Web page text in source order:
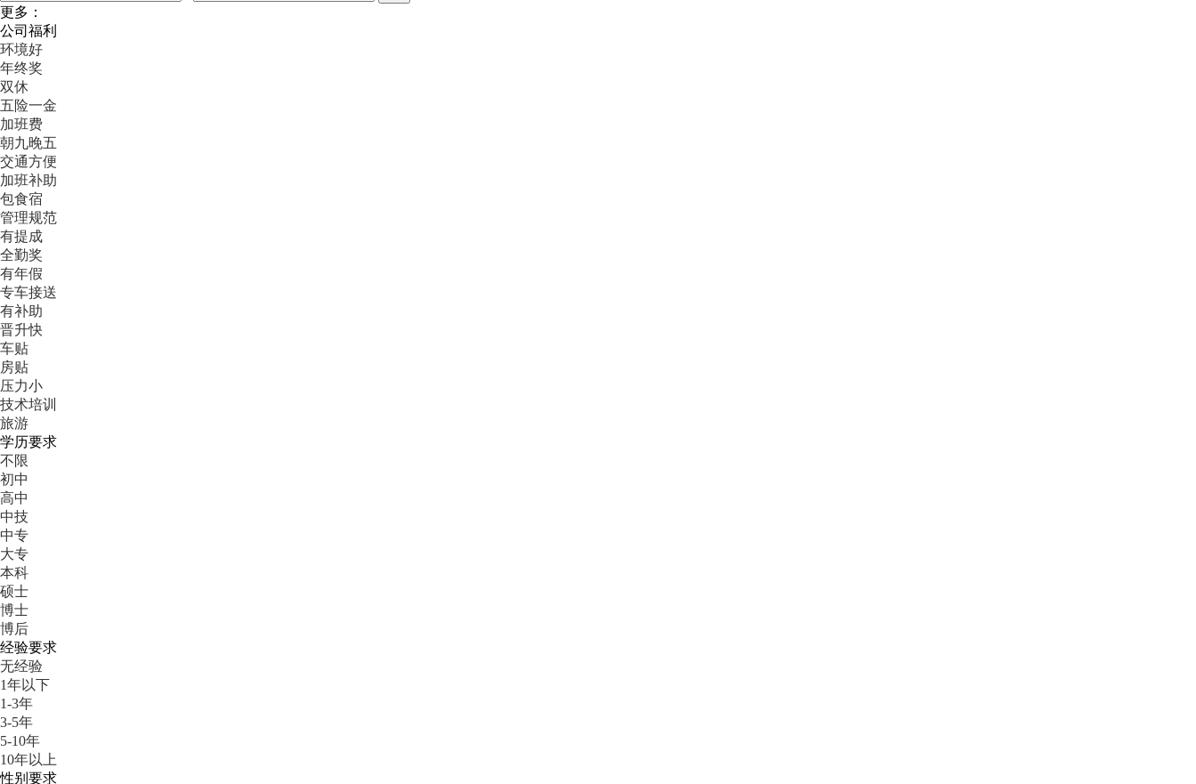
更多：
公司福利
环境好
年终奖
双休
五险一金
加班费
朝九晚五
交通方便
加班补助
包食宿
管理规范
有提成
全勤奖
有年假
专车接送
有补助
晋升快
车贴
房贴
压力小
技术培训
旅游
学历要求
不限
初中
高中
中技
中专
大专
本科
硕士
博士
博后
经验要求
无经验
1年以下
1-3年
3-5年
5-10年
10年以上
性别要求